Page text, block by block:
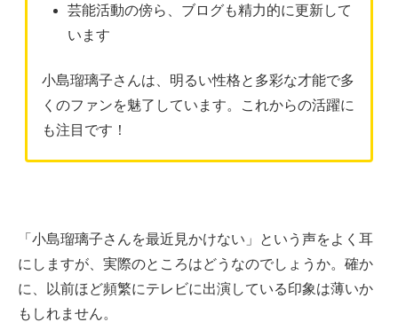
芸能活動の傍ら、ブログも精力的に更新して
います
小島瑠璃子さんは、明るい性格と多彩な才能で多
くのファンを魅了しています。これからの活躍に
も注目です！
「小島瑠璃子さんを最近見かけない」という声をよく耳
にしますが、実際のところはどうなのでしょうか。確か
に、以前ほど頻繁にテレビに出演している印象は薄いか
もしれません。